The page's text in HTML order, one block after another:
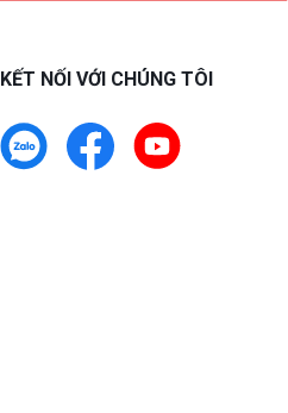
KẾT NỐI VỚI CHÚNG TÔI